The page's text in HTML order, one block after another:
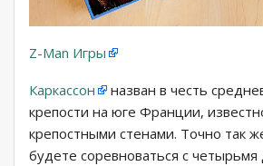
Z-Man Игры
Каркассон
назван в честь
крепости на юге Франции,
крепостными стенами. Точно так
будете соревноваться с четырьмя